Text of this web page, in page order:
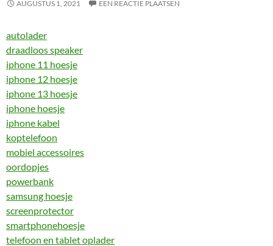
AUGUSTUS 1, 2021 EEN REACTIE PLAATSEN
autolader
draadloos speaker
iphone 11 hoesje
iphone 12 hoesje
iphone 13 hoesje
iphone hoesje
iphone kabel
koptelefoon
mobiel accessoires
oordopjes
powerbank
samsung hoesje
screenprotector
smartphonehoesje
telefoon en tablet oplader